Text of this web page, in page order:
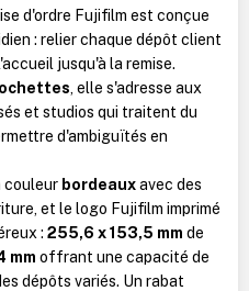
d'ordre Fujifilm est conçue
: relier chaque dépôt client
jusqu'à la remise.
, elle s'adresse aux
et studios qui traitent du
d'ambiguïtés en
couleur bordeauxavec des
et le logo Fujifilm imprimé
: 255,6 x 153,5 mm de
mm offrant une capacité de
dépôts variés. Un rabat